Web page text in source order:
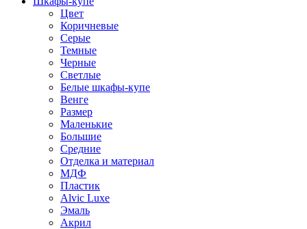
Цвет
Коричневые
Серые
Темные
Черные
Светлые
Белые шкафы-купе
Венге
Размер
Маленькие
Большие
Средние
Отделка и материал
МДФ
Пластик
Alvic Luxe
Эмаль
Акрил